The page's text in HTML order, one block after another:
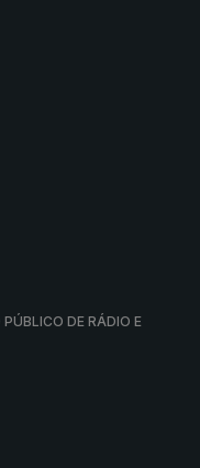
DE RÁDIO E